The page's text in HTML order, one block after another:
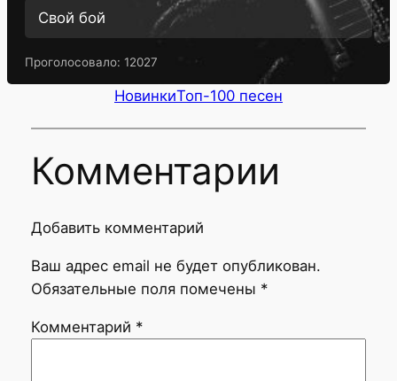
Свой бой
Проголосовало: 12027
НовинкиТоп-100 песен
Комментарии
Добавить комментарий
Ваш адрес email не будет опубликован.
Обязательные поля помечены *
Комментарий *